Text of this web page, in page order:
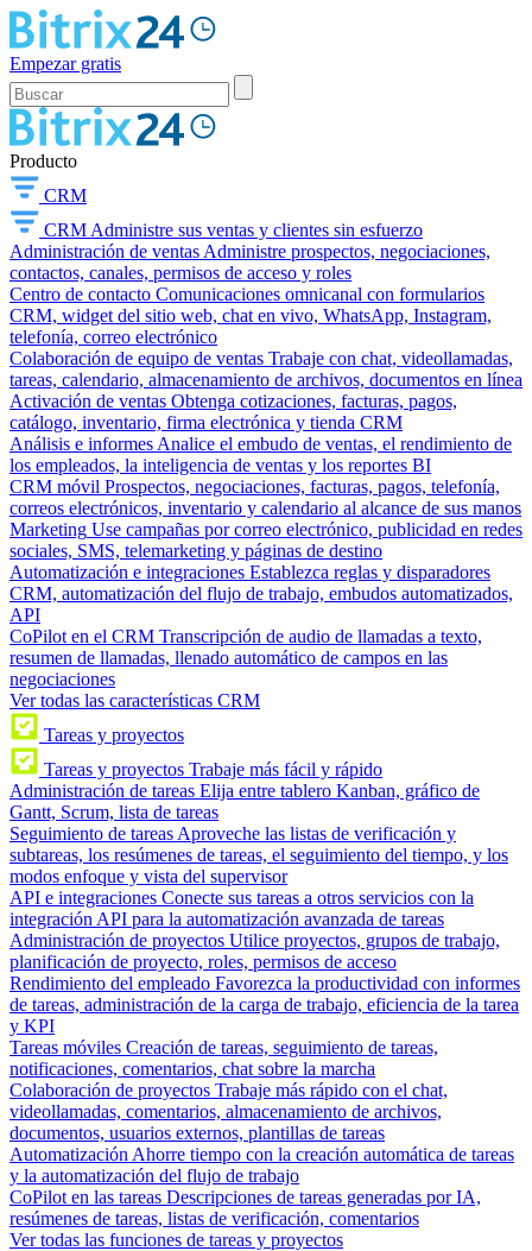
Empezar gratis
Producto
CRM
CRM Administre sus ventas y clientes sin esfuerzo
Administración de ventas Administre prospectos, negociaciones,
contactos, canales, permisos de acceso y roles
Centro de contacto Comunicaciones omnicanal con formularios
CRM, widget del sitio web, chat en vivo, WhatsApp, Instagram,
telefonía, correo electrónico
Colaboración de equipo de ventas Trabaje con chat, videollamadas,
tareas, calendario, almacenamiento de archivos, documentos en línea
Activación de ventas Obtenga cotizaciones, facturas, pagos,
catálogo, inventario, firma electrónica y tienda CRM
Análisis e informes Analice el embudo de ventas, el rendimiento de
los empleados, la inteligencia de ventas y los reportes BI
CRM móvil Prospectos, negociaciones, facturas, pagos, telefonía,
correos electrónicos, inventario y calendario al alcance de sus manos
Marketing Use campañas por correo electrónico, publicidad en redes
sociales, SMS, telemarketing y páginas de destino
Automatización e integraciones Establezca reglas y disparadores
CRM, automatización del flujo de trabajo, embudos automatizados,
API
CoPilot en el CRM Transcripción de audio de llamadas a texto,
resumen de llamadas, llenado automático de campos en las
negociaciones
Ver todas las características CRM
Tareas y proyectos
Tareas y proyectos Trabaje más fácil y rápido
Administración de tareas Elija entre tablero Kanban, gráfico de
Gantt, Scrum, lista de tareas
Seguimiento de tareas Aproveche las listas de verificación y
subtareas, los resúmenes de tareas, el seguimiento del tiempo, y los
modos enfoque y vista del supervisor
API e integraciones Conecte sus tareas a otros servicios con la
integración API para la automatización avanzada de tareas
Administración de proyectos Utilice proyectos, grupos de trabajo,
planificación de proyecto, roles, permisos de acceso
Rendimiento del empleado Favorezca la productividad con informes
de tareas, administración de la carga de trabajo, eficiencia de la tarea
y KPI
Tareas móviles Creación de tareas, seguimiento de tareas,
notificaciones, comentarios, chat sobre la marcha
Colaboración de proyectos Trabaje más rápido con el chat,
videollamadas, comentarios, almacenamiento de archivos,
documentos, usuarios externos, plantillas de tareas
Automatización Ahorre tiempo con la creación automática de tareas
y la automatización del flujo de trabajo
CoPilot en las tareas Descripciones de tareas generadas por IA,
resúmenes de tareas, listas de verificación, comentarios
Ver todas las funciones de tareas y proyectos